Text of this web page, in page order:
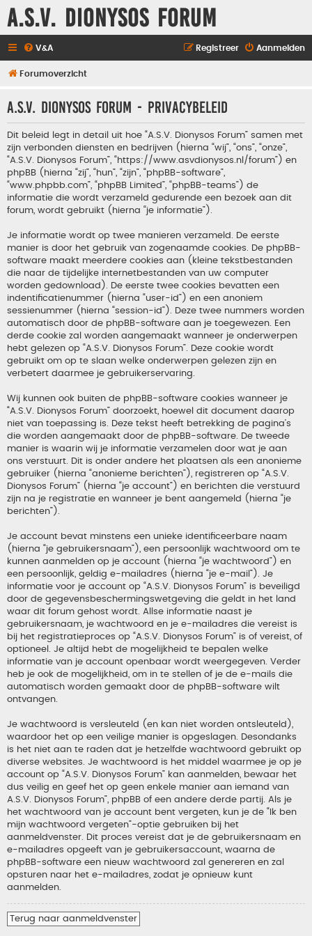
A.S.V. Dionysos Forum
V&A Aanmelden
Registreer
Forumoverzicht
A.S.V. Dionysos Forum - Privacybeleid
Dit beleid legt in detail uit hoe “A.S.V. Dionysos Forum” samen met
zijn verbonden diensten en bedrijven (hierna “wij”, “ons”, “onze”,
“A.S.V. Dionysos Forum”, “https://www.asvdionysos.nl/forum”) en
phpBB (hierna “zij”, “hun”, “zijn”, “phpBB-software”,
“www.phpbb.com”, “phpBB Limited”, “phpBB-teams”) de
informatie die wordt verzameld gedurende een bezoek aan dit
forum, wordt gebruikt (hierna “je informatie”).
Je informatie wordt op twee manieren verzameld. De eerste
manier is door het gebruik van zogenaamde cookies. De phpBB-
software maakt meerdere cookies aan (kleine tekstbestanden
die naar de tijdelijke internetbestanden van uw computer
worden gedownload). De eerste twee cookies bevatten een
indentificatienummer (hierna “user-id”) en een anoniem
sessienummer (hierna “session-id”). Deze twee nummers worden
automatisch door de phpBB-software aan je toegewezen. Een
derde cookie zal worden aangemaakt wanneer je onderwerpen
hebt gelezen op “A.S.V. Dionysos Forum”. Deze cookie wordt
gebruikt om op te slaan welke onderwerpen gelezen zijn en
verbetert daarmee je gebruikerservaring.
Wij kunnen ook buiten de phpBB-software cookies wanneer je
“A.S.V. Dionysos Forum” doorzoekt, hoewel dit document daarop
niet van toepassing is. Deze tekst heeft betrekking de pagina’s
die worden aangemaakt door de phpBB-software. De tweede
manier is waarin wij je informatie verzamelen door wat je aan
ons verstuurt. Dit is onder andere het plaatsen als een anonieme
gebruiker (hierna “anonieme berichten”), registreren op “A.S.V.
Dionysos Forum” (hierna “je account”) en berichten die verstuurd
zijn na je registratie en wanneer je bent aangemeld (hierna “je
berichten”).
Je account bevat minstens een unieke identificeerbare naam
(hierna “je gebruikersnaam”), een persoonlijk wachtwoord om te
kunnen aanmelden op je account (hierna “je wachtwoord”) en
een persoonlijk, geldig e-mailadres (hierna “je e-mail”). Je
informatie voor je account op “A.S.V. Dionysos Forum” is beveiligd
door de gegevensbeschermingswetgeving die geldt in het land
waar dit forum gehost wordt. Allse informatie naast je
gebruikersnaam, je wachtwoord en je e-mailadres die vereist is
bij het registratieproces op “A.S.V. Dionysos Forum” is of vereist, of
optioneel. Je altijd hebt de mogelijkheid te bepalen welke
informatie van je account openbaar wordt weergegeven. Verder
heb je ook de mogelijkheid, om in te stellen of je de e-mails die
automatisch worden gemaakt door de phpBB-software wilt
ontvangen.
Je wachtwoord is versleuteld (en kan niet worden ontsleuteld),
waardoor het op een veilige manier is opgeslagen. Desondanks
is het niet aan te raden dat je hetzelfde wachtwoord gebruikt op
diverse websites. Je wachtwoord is het middel waarmee je op je
account op “A.S.V. Dionysos Forum” kan aanmelden, bewaar het
dus veilig en geef het op geen enkele manier aan iemand van
A.S.V. Dionysos Forum”, phpBB of een andere derde partij. Als je
het wachtwoord van je account bent vergeten, kun je de “Ik ben
mijn wachtwoord vergeten”-optie gebruiken bij het
aanmeldvenster. Dit proces vereist dat je de gebruikersnaam en
e-mailadres opgeeft van je gebruikersaccount, waarna de
phpBB-software een nieuw wachtwoord zal genereren en zal
opsturen naar het e-mailadres, zodat je opnieuw kunt
aanmelden.
Terug naar aanmeldvenster